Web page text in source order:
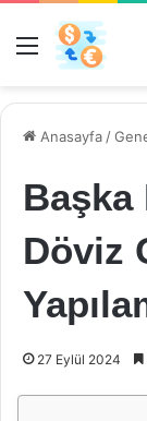
Menü
Anasayfa /
Başka
Döviz
27 Eylül 2024